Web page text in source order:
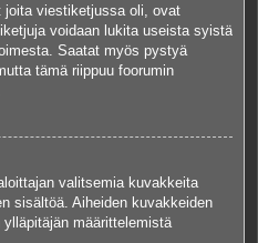
viestiketjussa oli, ovat
voidaan lukita useista syistä
Saatat myös pystyä
tämä riippuu foorumin
valitsemia kuvakkeita
sisältöä. Aiheiden kuvakkeiden
määrittelemistä